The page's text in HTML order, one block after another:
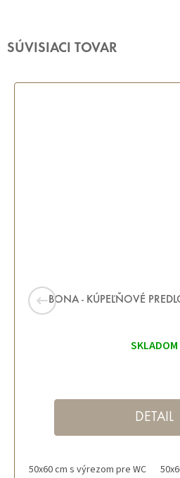
SÚVISIACI TOVAR
BONA - KÚPEĽŇOVÉ
SKLADOM
DETAIL
50x60 cm s výrezom pre WC